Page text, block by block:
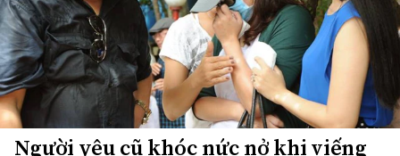
Người yêu cũ khóc nức nở khi viếng